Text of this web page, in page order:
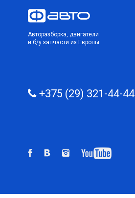
Авторазборка, двигатели
и б/у запчасти из Европы
+375 (29) 321-44-44